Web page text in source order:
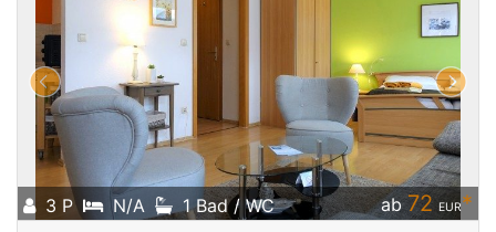
3 P N/A 1 Bad / WC ab72 EUR*